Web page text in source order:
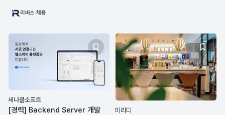
리버스 채용
세나클소프트
[경력] Backend Server 개발 미리디